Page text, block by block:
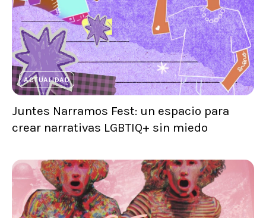
ACTUALIDAD
Juntes Narramos Fest: un espacio para
crear narrativas LGBTIQ+ sin miedo